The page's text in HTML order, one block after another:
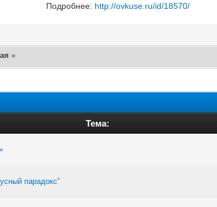
Подробнее: http://ovkuse.ru/id/18570/
»
Тема:
парадокс”